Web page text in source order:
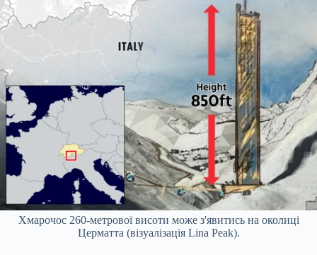
Хмарочос 260-метрової висоти може з'явитись на околиці
Церматта (візуалізація Lina Peak).